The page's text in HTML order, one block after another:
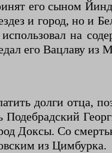
его сыном
и город, но и
на
его Вацлаву
долги отца,
Подебрадский
Доксы. Со
из Цимбурка.